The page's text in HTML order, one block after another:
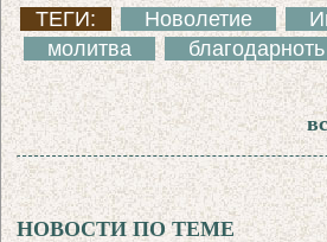
ТЕГИ: Новолетие
молитва
НОВОСТИ ПО ТЕМЕ